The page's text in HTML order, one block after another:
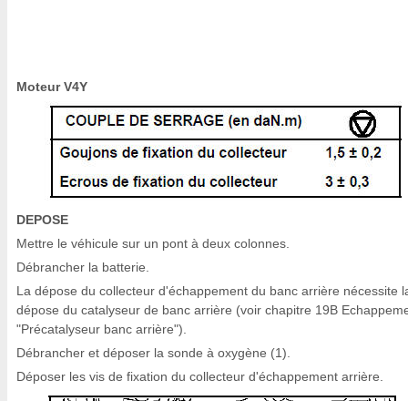
Moteur V4Y
DEPOSE
Mettre le véhicule sur un pont à deux colonnes.
Débrancher la batterie.
La dépose du collecteur d'échappement du banc arrière nécessite
dépose du catalyseur de banc arrière (voir chapitre 19B
"Précatalyseur banc arrière").
Débrancher et déposer la sonde à oxygène (1).
Déposer les vis de fixation du collecteur d'échappement arrière.